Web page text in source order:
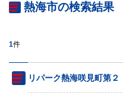
熱海市の検索結果
1件
リパーク熱海咲見町第２